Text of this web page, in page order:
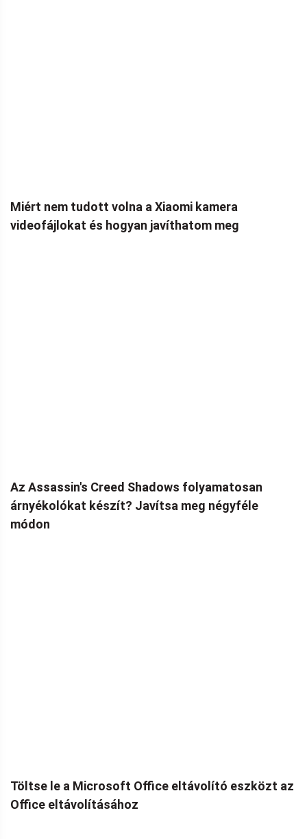
Miért nem tudott volna a Xiaomi kamera
videofájlokat és hogyan javíthatom meg
Az Assassin's Creed Shadows folyamatosan
árnyékolókat készít? Javítsa meg négyféle
módon
Töltse le a Microsoft Office eltávolító eszközt az
Office eltávolításához